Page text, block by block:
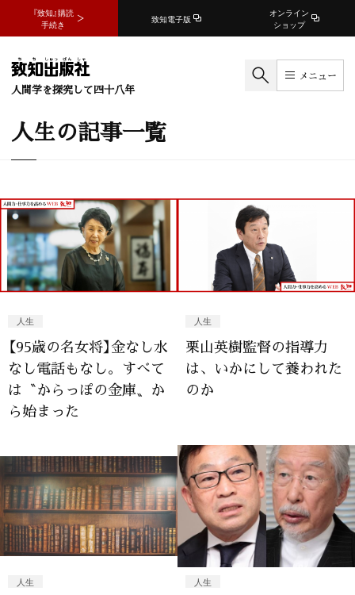
『致知』購読
手続き
致知電子版
オンライン
ショップ
人間学を探究して四十八年
メニュー
人生の記事一覧
人生
【95歳の名女将】金なし水
なし電話もなし。すべて
は〝からっぽの金庫〟か
ら始まった
人生
栗山英樹監督の指導力
は、いかにして養われた
のか
人生 人生